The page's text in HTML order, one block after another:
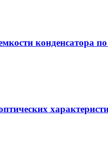
конденсатора